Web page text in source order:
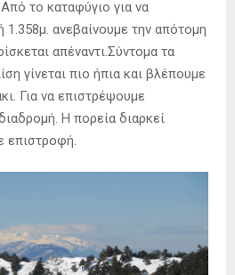
το καταφύγιο για να
ανεβαίνουμε την απότομη
απέναντι.Σύντομα τα
γίνεται πιο ήπια και βλέπουμε
Για να επιστρέψουμε
Η πορεία διαρκεί
επιστροφή.